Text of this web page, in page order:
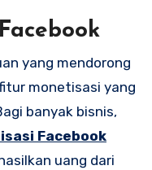
yang mendorong
monetisasi yang
banyak bisnis,
Facebook
uang dari